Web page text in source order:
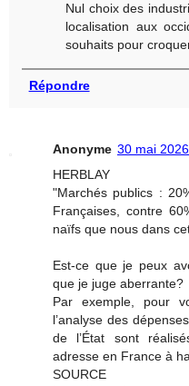
Nul choix des
localisation aux
souhaits pour
Répondre
Anonyme 30 mai
HERBLAY
"Marchés publics :
Françaises, contre
naïfs que nous dans
Est-ce que je peux
que je juge aberrante?
Par exemple, pour
l’analyse des
de l’État sont
adresse en France à
SOURCE